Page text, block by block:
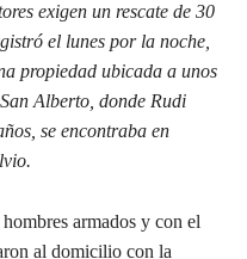
exigen un rescate de 30
el lunes por la noche,
propiedad ubicada a unos
Alberto, donde Rudi
se encontraba en
armados y con el
al domicilio con la